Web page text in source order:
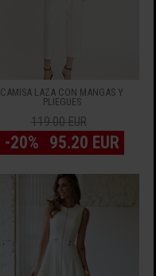
CAMISA LAZA CON MANGAS Y
PLIEGUES
119.00 EUR
-20% 95.20 EUR